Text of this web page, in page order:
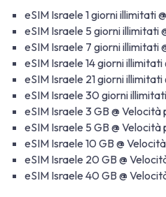
eSIM Israele 1 giorni illimitati
eSIM Israele 5 giorni illimitati
eSIM Israele 7 giorni illimitati
eSIM Israele 14 giorni illimitati
eSIM Israele 21 giorni illimitati
eSIM Israele 30 giorni
eSIM Israele 3 GB @ Velocità
eSIM Israele 5 GB @ Velocità
eSIM Israele 10 GB @
eSIM Israele 20 GB @
eSIM Israele 40 GB @